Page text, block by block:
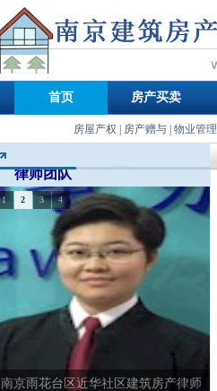
首页 房产买卖
房屋产权 房产赠与 物业管理
律师团队
南京雨花台区近华社区建筑房产律师
1 2 3 4